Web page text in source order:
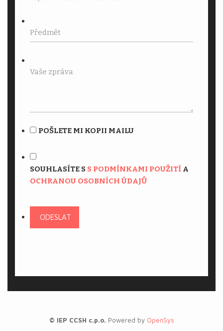
POŠLETE MI KOPII MAILU
SOUHLASÍTE S S PODMÍNKAMI POUŽITÍ A
OCHRANOU OSOBNÍCH ÚDAJŮ
ODESLAT
© IEP CCSH c.p.o. Powered by OpenSys